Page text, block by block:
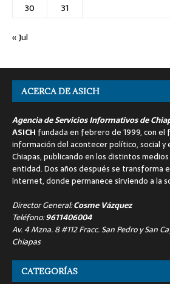
30
31
« Jul
ACERCA DE ASICH
Agencia de Servicios Informativos de
ASICH fundada en febrero de 1999, con el
información del acontecer político, social
Chiapas, publicando en los distintos
entidad. Dos años después se transforma
internet, donde permanece sirviendo a la
Director General:Cosme Vázquez
Teléfono:9611406004
Av. 4 Mzna. 8 #112 Fracc. San Pedro y San
Chiapas
CATEGORÍAS